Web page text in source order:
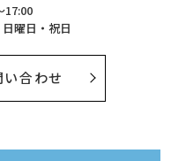
17:00
曜日・祝日
合わせ